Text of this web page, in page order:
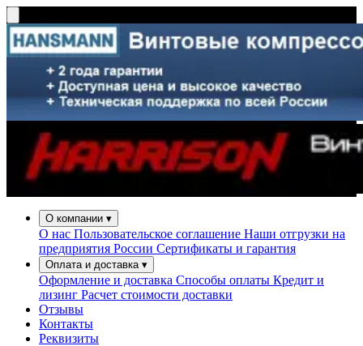
О компании ▾
О нас Пользовательское соглашение Наши отгрузки на
предприятия России Сертификаты и гарантия
Оплата и доставка ▾
Оформление и доставка Способы оплаты Кредит и
лизинг Расчет стоимости доставки
Отзывы
Контакты
Реквизиты